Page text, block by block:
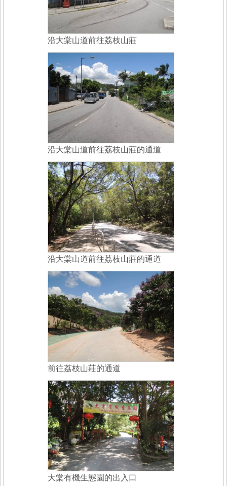
沿大棠山道前往荔枝山莊
沿大棠山道前往荔枝山莊的通道
沿大棠山道前往荔枝山莊的通道
前往荔枝山莊的通道
大棠有機生態園的出入口